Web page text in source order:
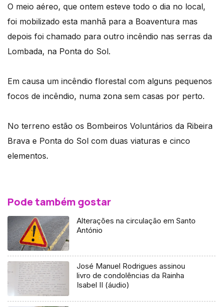
O meio aéreo, que ontem esteve todo o dia no local,
foi mobilizado esta manhã para a Boaventura mas
depois foi chamado para outro incêndio nas serras da
Lombada, na Ponta do Sol.
Em causa um incêndio florestal com alguns pequenos
focos de incêndio, numa zona sem casas por perto.
No terreno estão os Bombeiros Voluntários da Ribeira
Brava e Ponta do Sol com duas viaturas e cinco
elementos.
Pode também gostar
Alterações na circulação em Santo
António
José Manuel Rodrigues assinou
livro de condolências da Rainha
Isabel II (áudio)